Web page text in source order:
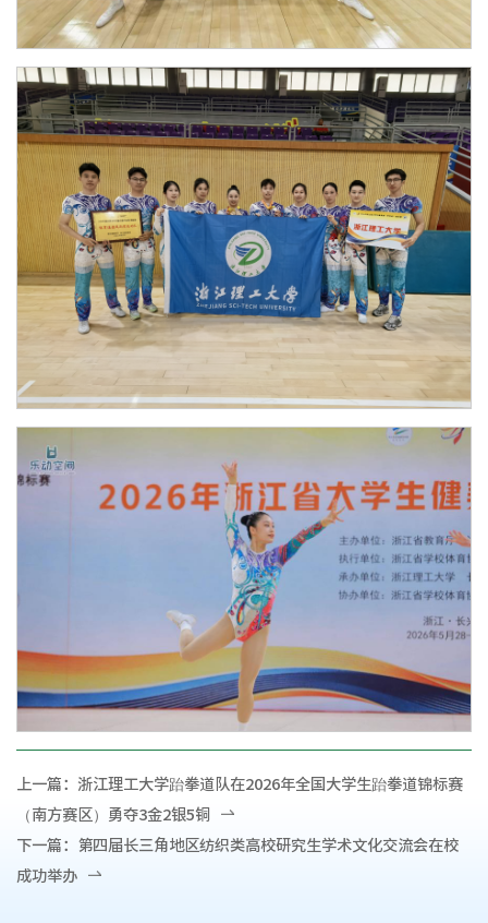
上一篇： 浙江理工大学跆拳道队在2026年全国大学生跆拳道锦标赛
（南方赛区）勇夺3金2银5铜
下一篇： 第四届长三角地区纺织类高校研究生学术文化交流会在校
成功举办